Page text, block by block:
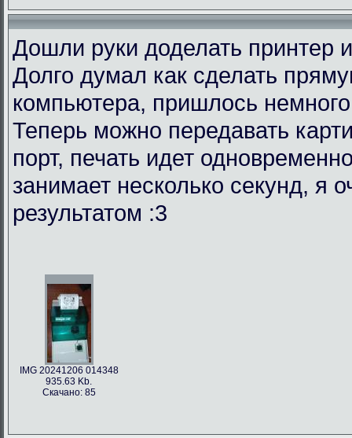
Дошли руки доделать принтер
Долго думал как сделать
компьютера, пришлось немного
Теперь можно передавать
порт, печать идет
занимает несколько секунд, я
результатом :3
IMG 20241206 014348
935.63 Kb.
Скачано: 85